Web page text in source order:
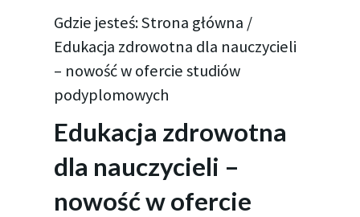
Gdzie jesteś:Strona główna /
Edukacja zdrowotna dla nauczycieli
– nowość w ofercie studiów
podyplomowych
Edukacja zdrowotna
dla nauczycieli –
nowość w ofercie